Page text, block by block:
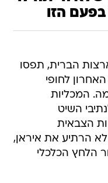
הזו
הברית, תפסו
לחופי
המכליות
השיט
הצבאית
הרתיע את איראן,
הלחץ הכלכלי